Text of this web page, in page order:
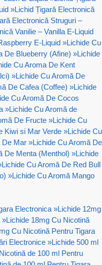
»Lichid Țigară Electronică
Electronică Struguri –
Vanilie – Vanilla E-Liquid
E-Liquid »Lichide Cu
De Blueberry (Afine) »Lichide
Cu Aroma De Kent
»Lichide Cu Aromă De
De Cafea (Coffee) »Lichide
Cu Aromă De Cocos
»Lichide Cu Aromă de
De Fructe »Lichide Cu
Kiwi si Mar Verde »Lichide Cu
De Mar »Lichide Cu Aromă De
De Menta (Menthol) »Lichide
Lichide Cu Aromă De Red Bull
»Lichide Cu Aromă Mango
Electronica »Lichide 12mg
»Lichide 18mg Cu Nicotină
Cu Nicotină Pentru Tigara
Electronice »Lichide 500 ml
de 100 ml Pentru